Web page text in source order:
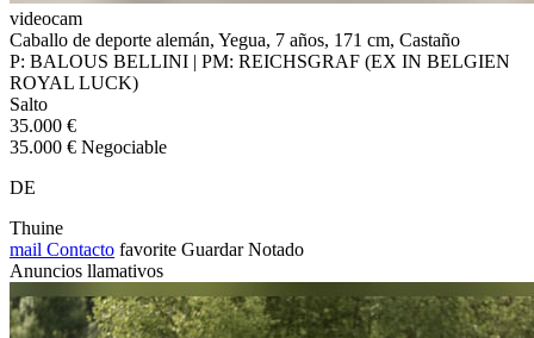
videocam
Caballo de deporte alemán, Yegua, 7 años, 171 cm, Castaño
P: BALOUS BELLINI | PM: REICHSGRAF (EX IN BELGIEN
ROYAL LUCK)
Salto
35.000 €
35.000 € Negociable
DE
Thuine
mail Contacto favorite Guardar Notado
Anuncios llamativos